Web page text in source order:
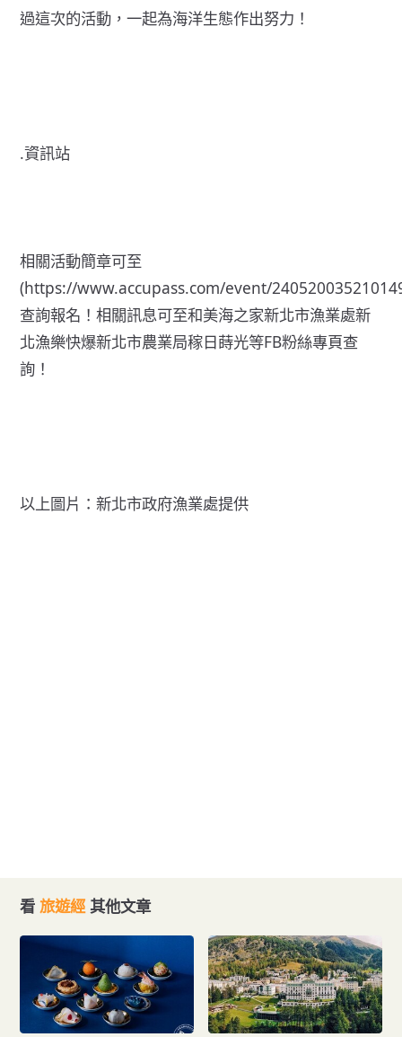
過這次的活動，一起為海洋生態作出努力！
.資訊站
相關活動簡章可至
(https://www.accupass.com/event/
查詢報名！相關訊息可至和美海之家新北市漁業處新
北漁樂快爆新北市農業局稼日蒔光等FB粉絲專頁查
詢！
以上圖片：新北市政府漁業處提供
看 旅遊經 其他文章